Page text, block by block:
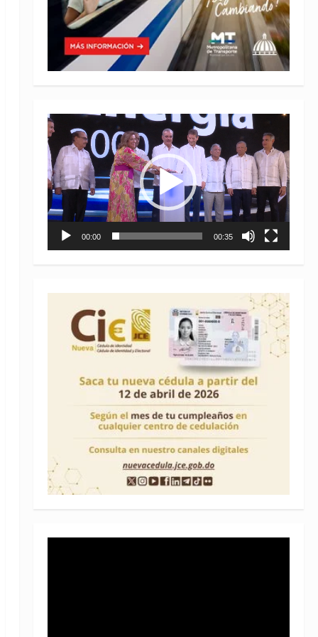
Reproductor
de
vídeo
00:00 00:35